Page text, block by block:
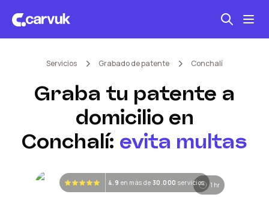
Seguro automotriz
Mantención kilometraje
Servicios Grabado de patente Conchalí
Graba tu patente a
domicilio en
Conchalí: evita multas
1 hr
4.9 en más de 30.000 servicios